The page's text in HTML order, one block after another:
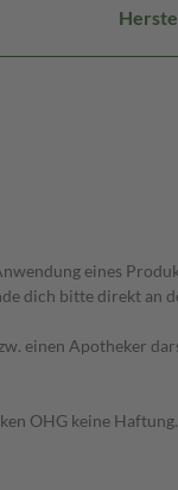
eines
dich bitte direkt an
einen Apotheker
OHG keine